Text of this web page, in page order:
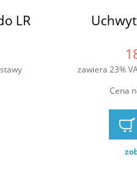
LR
zawiera 23%
Cena